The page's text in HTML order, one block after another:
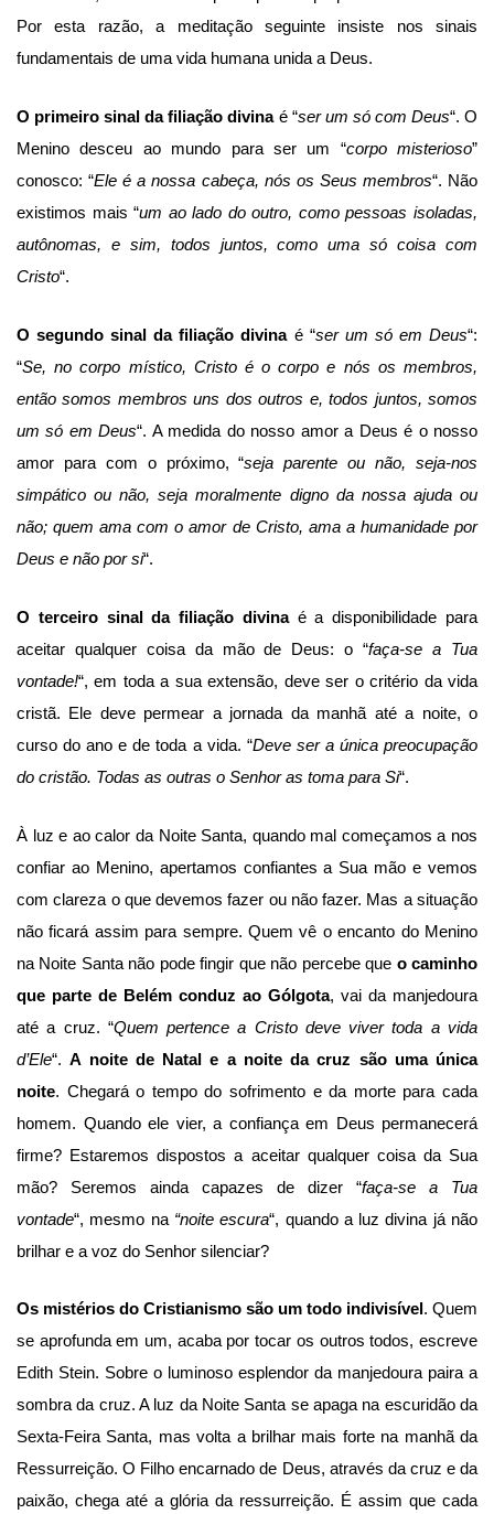
Por esta razão, a meditação seguinte insiste nos sinais
fundamentais de uma vida humana unida a Deus.
O primeiro sinal da filiação divinaé “ser um só com Deus“. O
Menino desceu ao mundo para ser um “corpo misterioso”
conosco: “Ele é a nossa cabeça, nós os Seus membros“. Não
existimos mais “um ao lado do outro, como pessoas isoladas,
autônomas, e sim, todos juntos, como uma só coisa com
Cristo“.
O segundo sinal da filiação divinaé “ser um só em Deus“:
“Se, no corpo místico, Cristo é o corpo e nós os membros,
então somos membros uns dos outros e, todos juntos, somos
um só em Deus“. A medida do nosso amor a Deus é o nosso
amor para com o próximo, “seja parente ou não, seja-nos
simpático ou não, seja moralmente digno da nossa ajuda ou
não; quem ama com o amor de Cristo, ama a humanidade por
Deus e não por si“.
O terceiro sinal da filiação divinaé a disponibilidade para
aceitar qualquer coisa da mão de Deus: o “faça-se a Tua
vontade!“, em toda a sua extensão, deve ser o critério da vida
cristã. Ele deve permear a jornada da manhã até a noite, o
curso do ano e de toda a vida. “Deve ser a única preocupação
do cristão. Todas as outras o Senhor as toma para Si“.
À luz e ao calor da Noite Santa, quando mal começamos a nos
confiar ao Menino, apertamos confiantes a Sua mão e vemos
com clareza o que devemos fazer ou não fazer. Mas a situação
não ficará assim para sempre. Quem vê o encanto do Menino
na Noite Santa não pode fingir que não percebe que o caminho
que parte de Belém conduz ao Gólgota, vai da manjedoura
até a cruz. “Quem pertence a Cristo deve viver toda a vida
d’Ele“.A noite de Natal e a noite da cruz são uma única
noite. Chegará o tempo do sofrimento e da morte para cada
homem. Quando ele vier, a confiança em Deus permanecerá
firme? Estaremos dispostos a aceitar qualquer coisa da Sua
mão? Seremos ainda capazes de dizer “faça-se a Tua
vontade“, mesmo na “noite escura“, quando a luz divina já não
brilhar e a voz do Senhor silenciar?
Os mistérios do Cristianismo são um todo indivisível . Quem
se aprofunda em um, acaba por tocar os outros todos, escreve
Edith Stein. Sobre o luminoso esplendor da manjedoura paira a
sombra da cruz. A luz da Noite Santa se apaga na escuridão da
Sexta-Feira Santa, mas volta a brilhar mais forte na manhã da
Ressurreição. O Filho encarnado de Deus, através da cruz e da
paixão, chega até a glória da ressurreição. É assim que cada